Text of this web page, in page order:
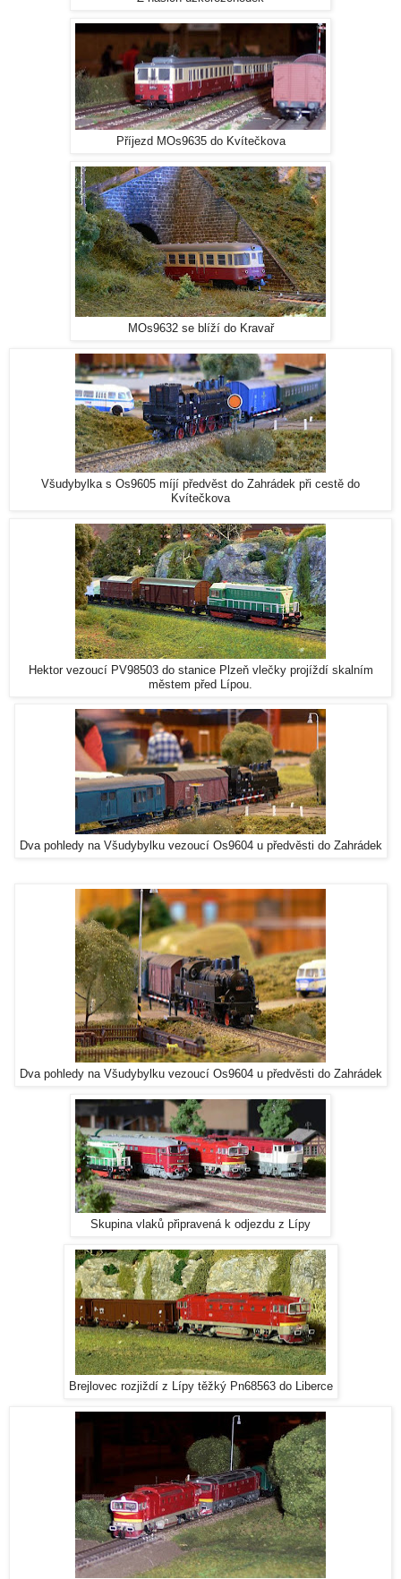
Příjezd MOs9635 do Kvítečkova
MOs9632 se blíží do Kravař
Všudybylka s Os9605 míjí předvěst do Zahrádek při cestě do
Kvítečkova
Hektor vezoucí PV98503 do stanice Plzeň vlečky projíždí skalním
městem před Lípou.
Dva pohledy na Všudybylku vezoucí Os9604 u předvěsti do Zahrádek
Dva pohledy na Všudybylku vezoucí Os9604 u předvěsti do Zahrádek
Skupina vlaků připravená k odjezdu z Lípy
Brejlovec rozjiždí z Lípy těžký Pn68563 do Liberce